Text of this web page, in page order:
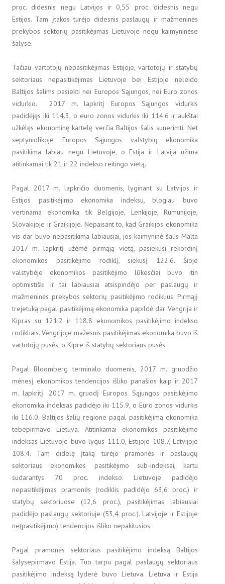
proc. didesnis negu Latvijos ir 0,55 proc. didesnis negu
Estijos. Tam įtakos turėjo didesnis paslaugų ir mažmeninės
prekybos sektorių pasitikėjimas Lietuvoje negu kaimyninėse
šalyse.
Tačiau vartotojų nepasitikėjimas Estijoje, vartotojų ir statybų
sektoriaus nepasitikėjimas Lietuvoje bei Estijoje neleido
Baltijos šalims pasiekti nei Europos Sąjungos, nei Euro zonos
vidurkio. 2017 m. lapkritį Europos Sąjungos vidurkis
padidėjęs iki 114.3, o euro zonos vidurkis iki 114.6 ir aukštai
užkėlęs ekonominę kartelę verčia Baltijos šalis sunerimti. Net
septyniolikoje Europos Sąjungos valstybių ekonomika
pasitikima labiau negu Lietuvoje, o Estija ir Latvija užima
atitinkamai tik 21 ir 22 indekso reitingo vietą.
Pagal 2017 m. lapkričio duomenis, lyginant su Latvijos ir
Estijos pasitikėjimo ekonomika indeksu, blogiau buvo
vertinama ekonomika tik Belgijoje, Lenkijoje, Rumunijoje,
Slovakijoje ir Graikijoje. Nepaisant to, kad Graikijos ekonomika
vis dar buvo nepasitikima labiausiai, jos kaimyninė šalis Malta
2017 m. lapkritį užėmė pirmąją vietą, pasiekusi rekordinį
ekonomikos pasitikėjimo rodiklį, siekusį 122.6. Šioje
valstybėje ekonomikos pasitikėjimo lūkesčiai buvo itin
optimistiški ir tai labiausiai atsispindėjo per paslaugų ir
mažmeninės prekybos sektorių pasitikėjimo rodiklius. Pirmąjį
trejetuką pagal pasitikėjimą ekonomika papildė dar Vengrija ir
Kipras su 121.2 ir 118.8 ekonomikos pasitikėjimo indekso
rodikliais. Vengrijoje mažesnis pasitikėjimas ekonomika buvo iš
vartotojų pusės, o Kipre iš statybų sektoriaus pusės.
Pagal Bloomberg terminalo duomenis, 2017 m. gruodžio
mėnesį ekonomikos tendencijos išliko panašios kaip ir 2017
m. lapkritį. 2017 m. gruodį Europos Sąjungos pasitikėjimo
ekonomika indeksas padidėjo iki 115.9, o Euro zonos vidurkis
iki 116.0. Baltijos šalių regione pagal pasitikėjimą ekonomika
tebepirmavo Lietuva. Atitinkamai ekonomikos pasitikėjimo
indeksas Lietuvoje buvo lygus 111.0, Estijoje 108.7, Latvijoje
108.4. Tam didelę įtaką turėjo pramonės ir paslaugų
sektoriaus ekonomikos pasitikėjimo sub-indeksai, kartu
sudarantys 70 proc. indekso. Lietuvoje padidėjo
nepasitikėjimas pramonės (rodiklis padidėjo 63,6 proc.) ir
statybų sektoriuose (12,6 proc.), pasitikėjimas labiausiai
padidėjo paslaugų sektoriuje (53,4 proc.). Latvijoje ir Estijoje
ne(pasitikėjimo) tendencijos išliko nepakitusios.
Pagal pramonės sektoriaus pasitikėjimo indeksą Baltijos
šalysepirmavo Estija. Tuo tarpu pagal paslaugų sektoriaus
pasitikėjimo indeksą lyderė buvo Lietuva. Lietuva ir Estija